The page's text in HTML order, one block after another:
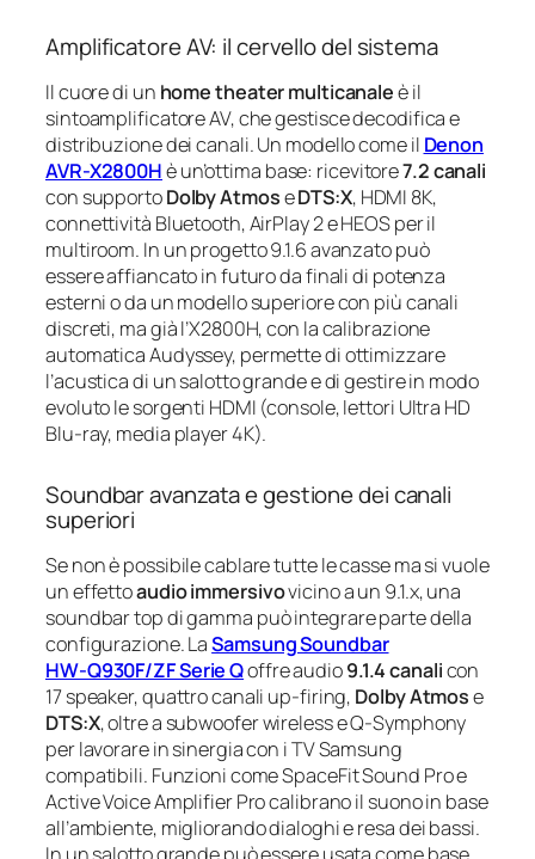
Amplificatore AV: il cervello del sistema
Il cuore di un home theater multicanaleè il
sintoamplificatore AV, che gestisce decodifica e
distribuzione dei canali. Un modello come il Denon
AVR-X2800Hè un’ottima base: ricevitore7.2 canali
con supportoDolby AtmoseDTS:X, HDMI 8K,
connettività Bluetooth, AirPlay 2 e HEOS per il
multiroom. In un progetto 9.1.6 avanzato può
essere affiancato in futuro da finali di potenza
esterni o da un modello superiore con più canali
discreti, ma già l’X2800H, con la calibrazione
automatica Audyssey, permette di ottimizzare
l’acustica di un salotto grande e di gestire in modo
evoluto le sorgenti HDMI (console, lettori Ultra HD
Blu-ray, media player 4K).
Soundbar avanzata e gestione dei canali
superiori
Se non è possibile cablare tutte le casse ma si vuole
un effettoaudio immersivovicino a un 9.1.x, una
soundbar top di gamma può integrare parte della
configurazione. LaSamsung Soundbar
HW‑Q930F/ZF Serie Qoffre audio9.1.4 canalicon
17 speaker, quattro canali up-firing, Dolby Atmose
DTS:X, oltre a subwoofer wireless e Q‑Symphony
per lavorare in sinergia con i TV Samsung
compatibili. Funzioni come SpaceFit Sound Pro e
Active Voice Amplifier Pro calibrano il suono in base
all’ambiente, migliorando dialoghi e resa dei bassi.